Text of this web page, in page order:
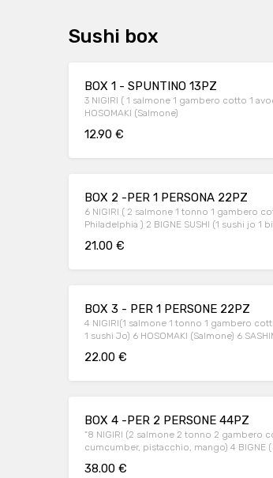
Sushi box
BOX 1 - SPUNTINO 13PZ
3 NIGIRI ( 1 salmone 1 gambero cotto 1
HOSOMAKI (Salmone)
12.90 €
BOX 2 -PER 1 PERSONA 22PZ
6 NIGIRI ( 2 salmone 1 tonno 1 gambero
Philadelphia ) 2 BIGNE SUSHI (1 sushi jo 1
21.00 €
BOX 3 - PER 1 PERSONE 22PZ
4 NIGIRI(1 salmone 1 tonno 1 gambero
1 sushi Jo) 6 HOSOMAKI (Salmone) 6
22.00 €
BOX 4 -PER 2 PERSONE 44PZ
"8 NIGIRI (2 salmone 2 tonno 2 gambero
cumcumber, pistacchio, mango) 4 BIGNE (
38.00 €